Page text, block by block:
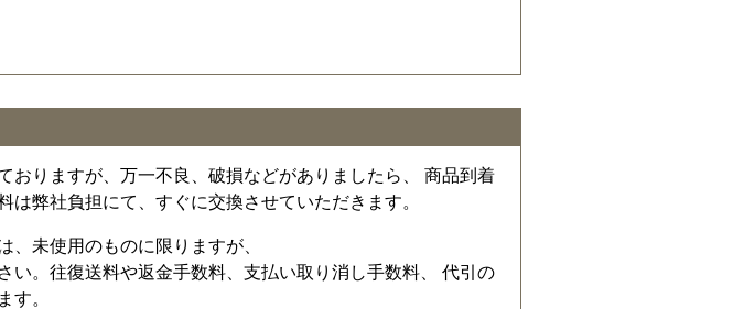
おりますが、万一不良、破損などがありましたら、 商品到着
は弊社負担にて、すぐに交換させていただきます。
、未使用のものに限りますが、
い。往復送料や返金手数料、支払い取り消し手数料、 代引の
す。